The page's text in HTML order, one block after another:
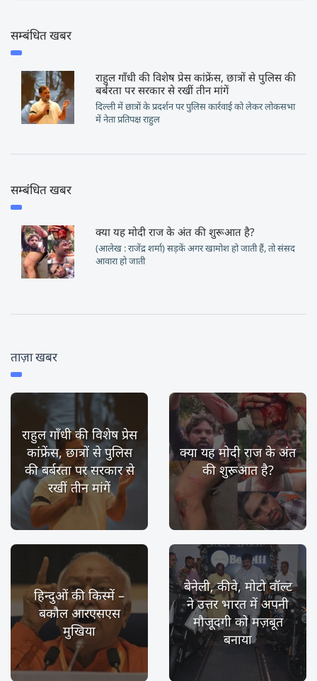
सम्बंधित खबर
राहुल गाँधी की विशेष प्रेस कांफ्रेंस, छात्रों से पुलिस की
बर्बरता पर सरकार से रखीं तीन मांगें
दिल्ली में छात्रों के प्रदर्शन पर पुलिस कार्रवाई को लेकर लोकसभा
में नेता प्रतिपक्ष राहुल
सम्बंधित खबर
क्या यह मोदी राज के अंत की शुरूआत है?
(आलेख : राजेंद्र शर्मा) सड़कें अगर खामोश हो जाती हैं, तो संसद
आवारा हो जाती
ताज़ा खबर
राहुल गाँधी की विशेष प्रेस
कांफ्रेंस, छात्रों से पुलिस
की बर्बरता पर सरकार से
रखीं तीन मांगें
क्या यह मोदी राज के अंत
की शुरूआत है?
हिन्दुओं की किस्में –
बकौल आरएसएस
मुखिया
बेनेली, कीवे, मोटो वॉल्ट
ने उत्तर भारत में अपनी
मौजूदगी को मज़बूत
बनाया